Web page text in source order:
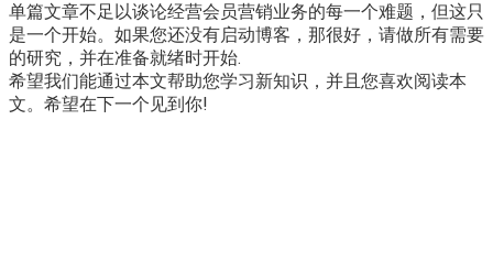
单篇文章不足以谈论经营会员营销业务的每一个难题，但这只
是一个开始。如果您还没有启动博客，那很好，请做所有需要
的研究，并在准备就绪时开始.
希望我们能通过本文帮助您学习新知识，并且您喜欢阅读本
文。希望在下一个见到你!